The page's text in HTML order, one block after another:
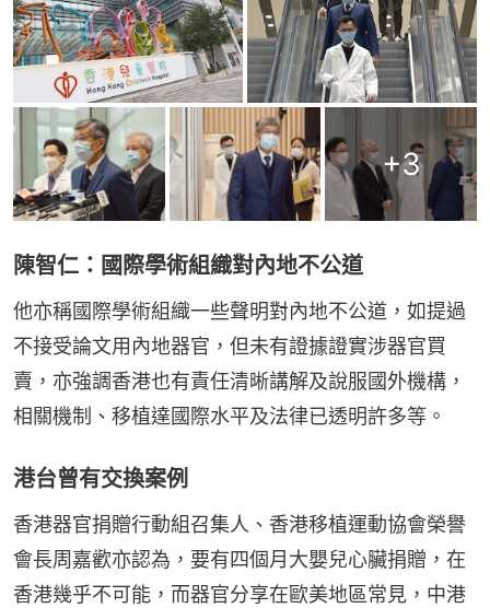
+3
陳智仁：國際學術組織對內地不公道
他亦稱國際學術組織一些聲明對內地不公道，如提過
不接受論文用內地器官，但未有證據證實涉器官買
賣，亦強調香港也有責任清晰講解及說服國外機構，
相關機制、移植達國際水平及法律已透明許多等。
港台曾有交換案例
香港器官捐贈行動組召集人、香港移植運動協會榮譽
會長周嘉歡亦認為，要有四個月大嬰兒心臟捐贈，在
香港幾乎不可能，而器官分享在歐美地區常見，中港